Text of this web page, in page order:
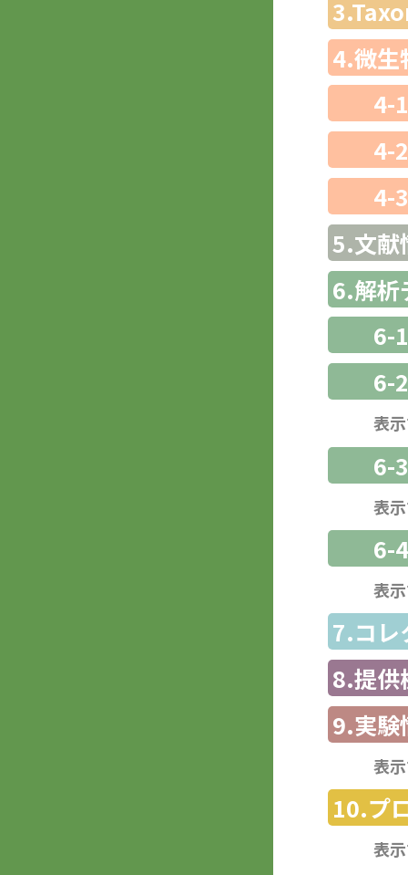
4.微生
4-
4-
4-
5.文献
6.解析
6-
6-
表
6-
表
6-
表
7.コレ
8.提供
9.実験
表
10.プ
表